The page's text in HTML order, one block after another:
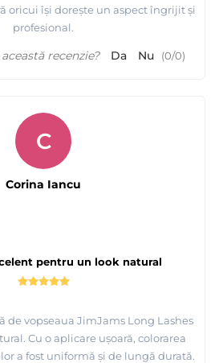
oricui își dorește un aspect îngrijit și
profesional.
recenzie? Da Nu (0/0)
pentru un look natural
de vopseaua JimJams Long Lashes
Cu o aplicare ușoară, colorarea
a fost uniformă și de lungă durată.
C
Corina Iancu